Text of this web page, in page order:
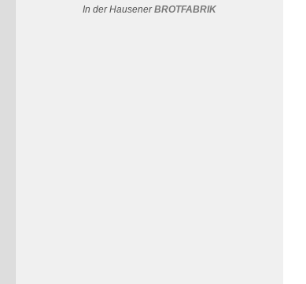
In der HausenerBROTFABRIK